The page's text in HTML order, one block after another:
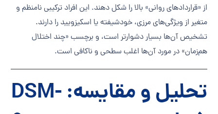
از «قراردادهای روانی» بالا را شکل دهند. این افراد ترکیبی نامنظم و
متغیر از ویژگی‌های مرزی، خودشیفته یا اسکیزویید را دارند.
تشخیص آن‌ها بسیار دشوارتر است، و برچسب «چند اختلال
هم‌زمان» در مورد آن‌ها اغلب سطحی و ناکافی است.
تحلیل و مقایسه: DSM-